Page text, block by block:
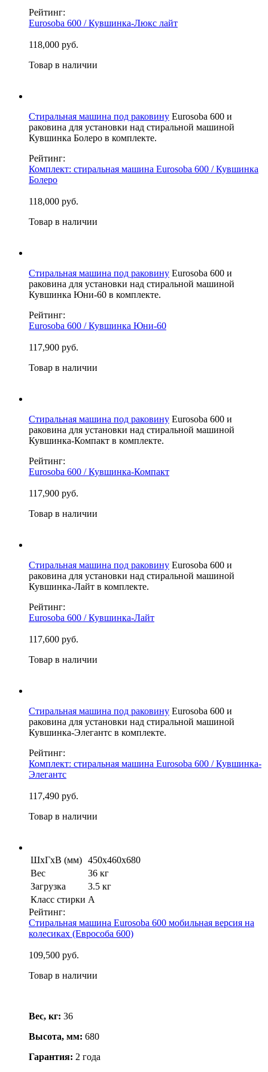
Рейтинг:
Eurosoba 600 / Кувшинка-Люкс лайт
118,000 руб.
Товар в наличии
Стиральная машина под раковину Eurosoba 600 и
раковина для установки над стиральной машиной
Кувшинка Болеро в комплекте.
Рейтинг:
Комплект: стиральная машина Eurosoba 600 / Кувшинка
Болеро
118,000 руб.
Товар в наличии
Стиральная машина под раковину Eurosoba 600 и
раковина для установки над стиральной машиной
Кувшинка Юни-60 в комплекте.
Рейтинг:
Eurosoba 600 / Кувшинка Юни-60
117,900 руб.
Товар в наличии
Стиральная машина под раковину Eurosoba 600 и
раковина для установки над стиральной машиной
Кувшинка-Компакт в комплекте.
Рейтинг:
Eurosoba 600 / Кувшинка-Компакт
117,900 руб.
Товар в наличии
Стиральная машина под раковину Eurosoba 600 и
раковина для установки над стиральной машиной
Кувшинка-Лайт в комплекте.
Рейтинг:
Eurosoba 600 / Кувшинка-Лайт
117,600 руб.
Товар в наличии
Стиральная машина под раковину Eurosoba 600 и
раковина для установки над стиральной машиной
Кувшинка-Элегантс в комплекте.
Рейтинг:
Комплект: стиральная машина Eurosoba 600 / Кувшинка-
Элегантс
117,490 руб.
Товар в наличии
ШхГхВ (мм) 450х460х680
Вес
36 кг
Загрузка
3.5 кг
Класс стирки А
Рейтинг:
Стиральная машина Eurosoba 600 мобильная версия на
колесиках (Еврособа 600)
109,500 руб.
Товар в наличии
Вес, кг: 36
Высота, мм: 680
Гарантия: 2 года